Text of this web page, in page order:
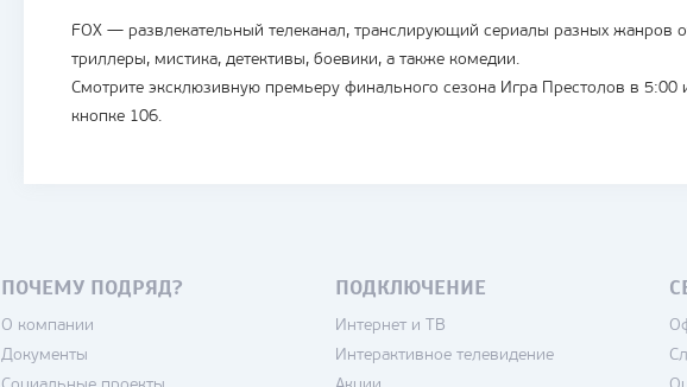
FOX — развлекательный телеканал, транслирующий сериалы разных жанров
триллеры, мистика, детективы, боевики, а также комедии.
Смотрите эксклюзивную премьеру финального сезона Игра Престолов в
кнопке 106.
ПОЧЕМУ ПОДРЯД?
О компании
Документы
ПОДКЛЮЧЕНИЕ
Интернет и ТВ
Интерактивное телевидение